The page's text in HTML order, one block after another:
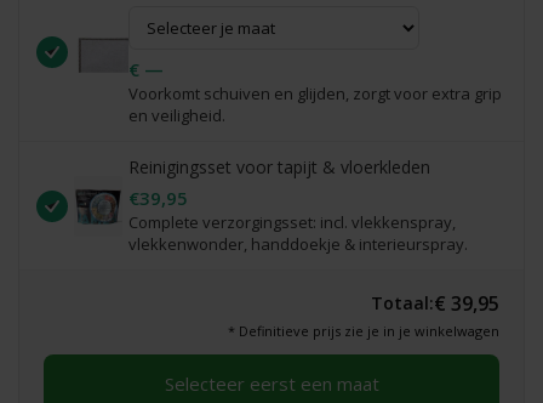
€ —
Voorkomt schuiven en glijden, zorgt voor extra grip
en veiligheid.
Reinigingsset voor tapijt & vloerkleden
€39,95
Complete verzorgingsset: incl. vlekkenspray,
vlekkenwonder, handdoekje & interieurspray.
Totaal:€ 39,95
* Definitieve prijs zie je in je winkelwagen
Selecteer eerst een maat